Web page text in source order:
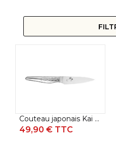
Couteau japonais Kai Seki Magoroku Shoso - Couteau d'office 9 cm
49,90 € TTC